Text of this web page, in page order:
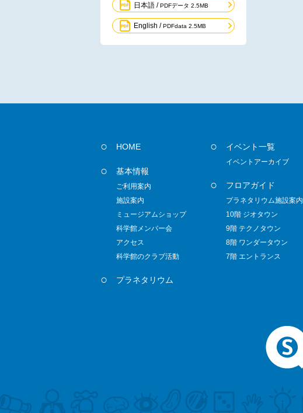
日本語 /PDFデータ 2.5MB
English /PDFdata 2.5MB
HOME
基本情報
ご利用案内
施設案内
ミュージアムショップ
科学館メンバー会
アクセス
科学館のクラブ活動
プラネタリウム
イベント一覧
イベントアーカイブ
フロアガイド
プラネタリウム施設案内
10階 ジオタウン
9階 テクノタウン
8階 ワンダータウン
7階 エントランス